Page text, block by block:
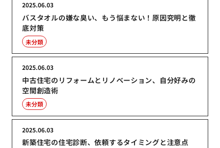
バスタオルの嫌な臭い、もう悩まない！原因究明と徹
底対策
2025.06.03
未分類
中古住宅のリフォームとリノベーション、自分好みの
空間創造術
2025.06.03
未分類
新築住宅の住宅診断、依頼するタイミングと注意点
2025.06.03